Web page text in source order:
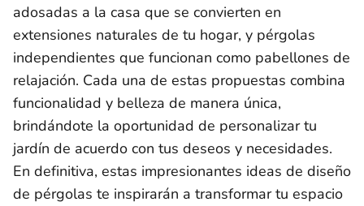
adosadas a la casa que se convierten en
extensiones naturales de tu hogar, y pérgolas
independientes que funcionan como pabellones de
relajación. Cada una de estas propuestas combina
funcionalidad y belleza de manera única,
brindándote la oportunidad de personalizar tu
jardín de acuerdo con tus deseos y necesidades.
En definitiva, estas impresionantes ideas de diseño
de pérgolas te inspirarán a transformar tu espacio